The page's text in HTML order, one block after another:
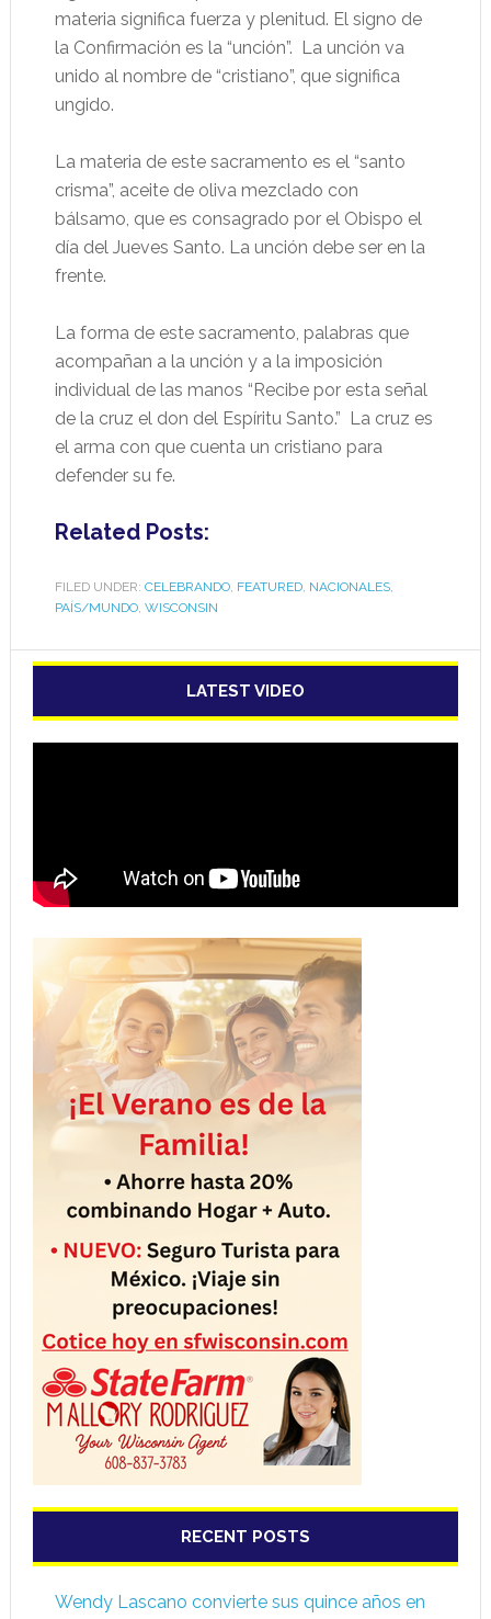
materia significa fuerza y plenitud. El signo de
la Confirmación es la “unción”. La unción va
unido al nombre de “cristiano”, que significa
ungido.
La materia de este sacramento es el “santo
crisma”, aceite de oliva mezclado con
bálsamo, que es consagrado por el Obispo el
día del Jueves Santo. La unción debe ser en la
frente.
La forma de este sacramento, palabras que
acompañan a la unción y a la imposición
individual de las manos “Recibe por esta señal
de la cruz el don del Espíritu Santo.” La cruz es
el arma con que cuenta un cristiano para
defender su fe.
Related Posts:
FILED UNDER: CELEBRANDO, FEATURED, NACIONALES,
PAÍS/MUNDO, WISCONSIN
LATEST VIDEO
RECENT POSTS
Wendy Lascano convierte sus quince años en